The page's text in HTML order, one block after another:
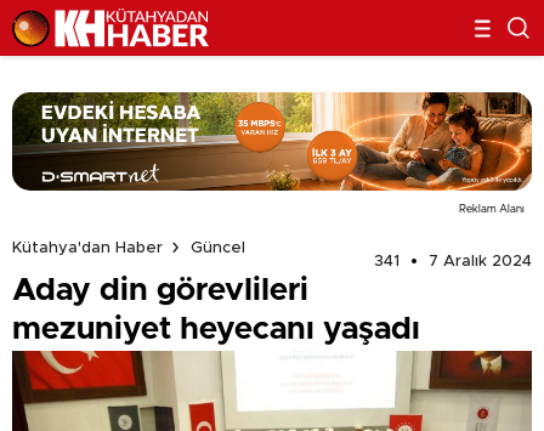
Reklam Alanı
Kütahya'dan Haber
Güncel
341
7 Aralık 2024
Aday din görevlileri
mezuniyet heyecanı yaşadı